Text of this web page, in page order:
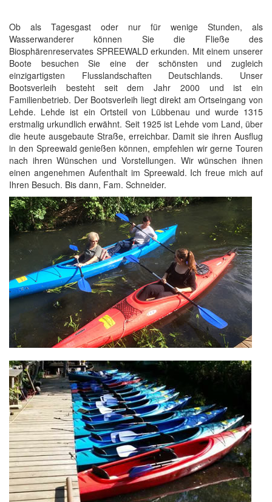
Ob als Tagesgast oder nur für wenige Stunden, als
Wasserwanderer können Sie die Fließe des
Biosphärenreservates SPREEWALD erkunden. Mit einem unserer
Boote besuchen Sie eine der schönsten und zugleich
einzigartigsten Flusslandschaften Deutschlands. Unser
Bootsverleih besteht seit dem Jahr 2000 und ist ein
Familienbetrieb. Der Bootsverleih liegt direkt am Ortseingang von
Lehde. Lehde ist ein Ortsteil von Lübbenau und wurde 1315
erstmalig urkundlich erwähnt. Seit 1925 ist Lehde vom Land, über
die heute ausgebaute Straße, erreichbar. Damit sie ihren Ausflug
in den Spreewald genießen können, empfehlen wir gerne Touren
nach ihren Wünschen und Vorstellungen. Wir wünschen ihnen
einen angenehmen Aufenthalt im Spreewald. Ich freue mich auf
Ihren Besuch. Bis dann, Fam. Schneider.